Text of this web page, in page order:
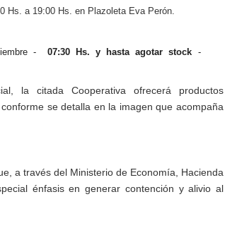
Hs. a 19:00 Hs. en Plazoleta Eva Perón.
-07:30 Hs. y hasta agotar stock -
la citada Cooperativa ofrecerá productos
se detalla en la imagen que acompaña
a través del Ministerio de Economía, Hacienda
énfasis en generar contención y alivio al